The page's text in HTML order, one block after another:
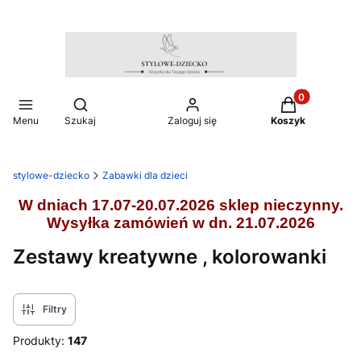
Menu
Otwórz wyszukiwarkę
Szukaj Zaloguj się
Produkty w
Koszyk
stylowe-dziecko Zabawki dla dzieci
W dniach 17.07-20.07.2026 sklep nieczynny.
Wysyłka zamówień w dn. 21.07.2026
Zestawy kreatywne , kolorowanki
Filtry
Produkty: 147